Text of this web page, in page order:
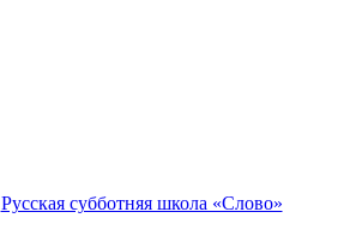
Русская субботняя школа «Слово»